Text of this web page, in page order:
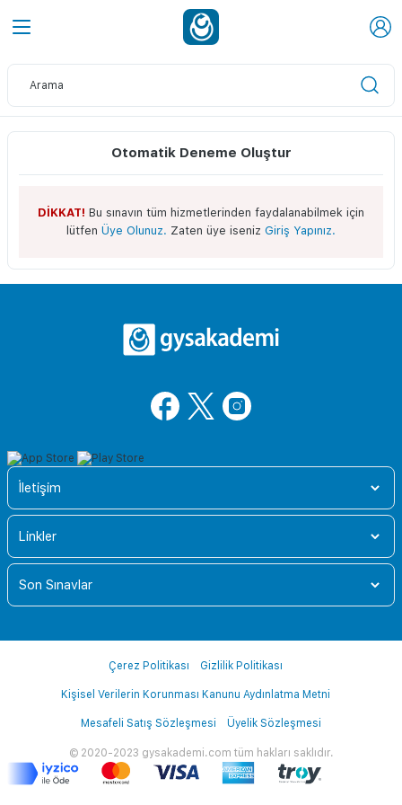
Otomatik Deneme Oluştur
DİKKAT! Bu sınavın tüm hizmetlerinden faydalanabilmek için
lütfen Üye Olunuz. Zaten üye iseniz Giriş Yapınız.
İletişim
Linkler
Son Sınavlar
© 2020-2023 gysakademi.com tüm hakları saklıdır.
Çerez Politikası Gizlilik Politikası
Kişisel Verilerin Korunması Kanunu Aydınlatma Metni
Mesafeli Satış Sözleşmesi Üyelik Sözleşmesi